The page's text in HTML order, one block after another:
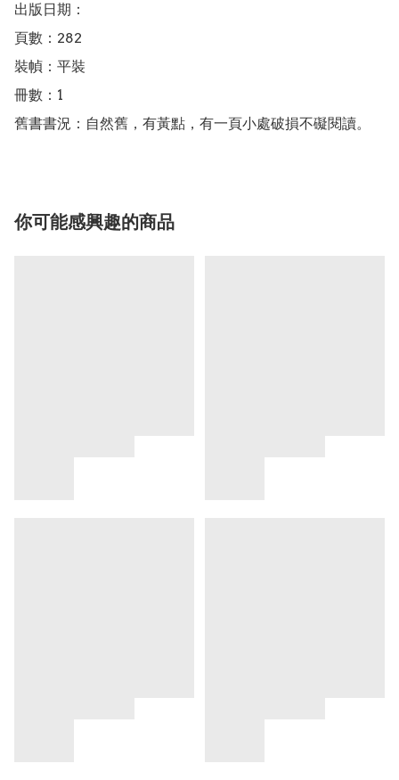
出版日期：
頁數：282
裝幀：平裝
冊數：1
舊書書況：自然舊，有黃點，有一頁小處破損不礙閱讀。
你可能感興趣的商品